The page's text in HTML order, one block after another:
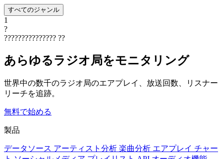
すべてのジャンル
1
?
??????????????? ??
あらゆるラジオ局をモニタリング
世界中の数千のラジオ局のエアプレイ、放送回数、リスナー
リーチを追跡。
無料で始める
製品
データソース アーティスト分析 楽曲分析 エアプレイ チャー